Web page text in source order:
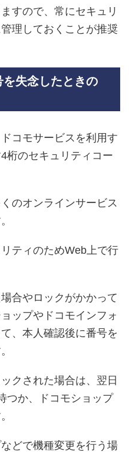
すので、常にセキュリ
理しておくことが推奨
失念したときの
コモサービスを利用す
桁のセキュリティコー
のオンラインサービス
ティのためWeb上で行
合やロックがかかって
ップやドコモインフォ
、本人確認後に番号を
クされた場合は、翌日
つか、ドコモショップ
どで機種変更を行う場